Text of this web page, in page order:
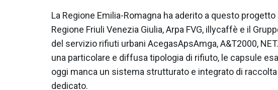
La Regione Emilia-Romagna ha aderito a questo
Regione Friuli Venezia Giulia, Arpa FVG, illycaffè e il
del servizio rifiuti urbani AcegasApsAmga, A&T2000,
una particolare e diffusa tipologia di rifiuto, le capsule
oggi manca un sistema strutturato e integrato di
dedicato.